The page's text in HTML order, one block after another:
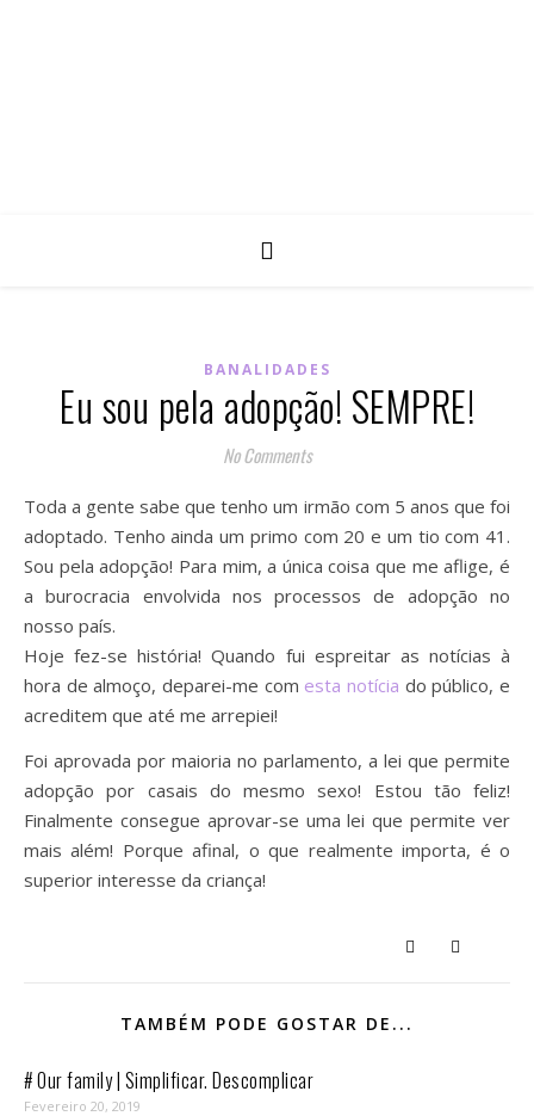
BANALIDADES
Eu sou pela adopção! SEMPRE!
No Comments
Toda a gente sabe que tenho um irmão com 5 anos que foi
adoptado. Tenho ainda um primo com 20 e um tio com 41.
Sou pela adopção! Para mim, a única coisa que me aflige, é
a burocracia envolvida nos processos de adopção no
nosso país.
Hoje fez-se história! Quando fui espreitar as notícias à
hora de almoço, deparei-me com esta notícia do público, e
acreditem que até me arrepiei!
Foi aprovada por maioria no parlamento, a lei que permite
adopção por casais do mesmo sexo! Estou tão feliz!
Finalmente consegue aprovar-se uma lei que permite ver
mais além! Porque afinal, o que realmente importa, é o
superior interesse da criança!
TAMBÉM PODE GOSTAR DE...
# Our family | Simplificar. Descomplicar
Fevereiro 20, 2019